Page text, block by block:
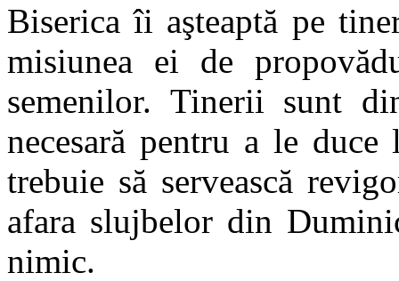
Biserica îi aşteaptă pe
misiunea ei de
semenilor. Tinerii sunt
necesară pentru a le
trebuie să servească
afara slujbelor din
nimic.